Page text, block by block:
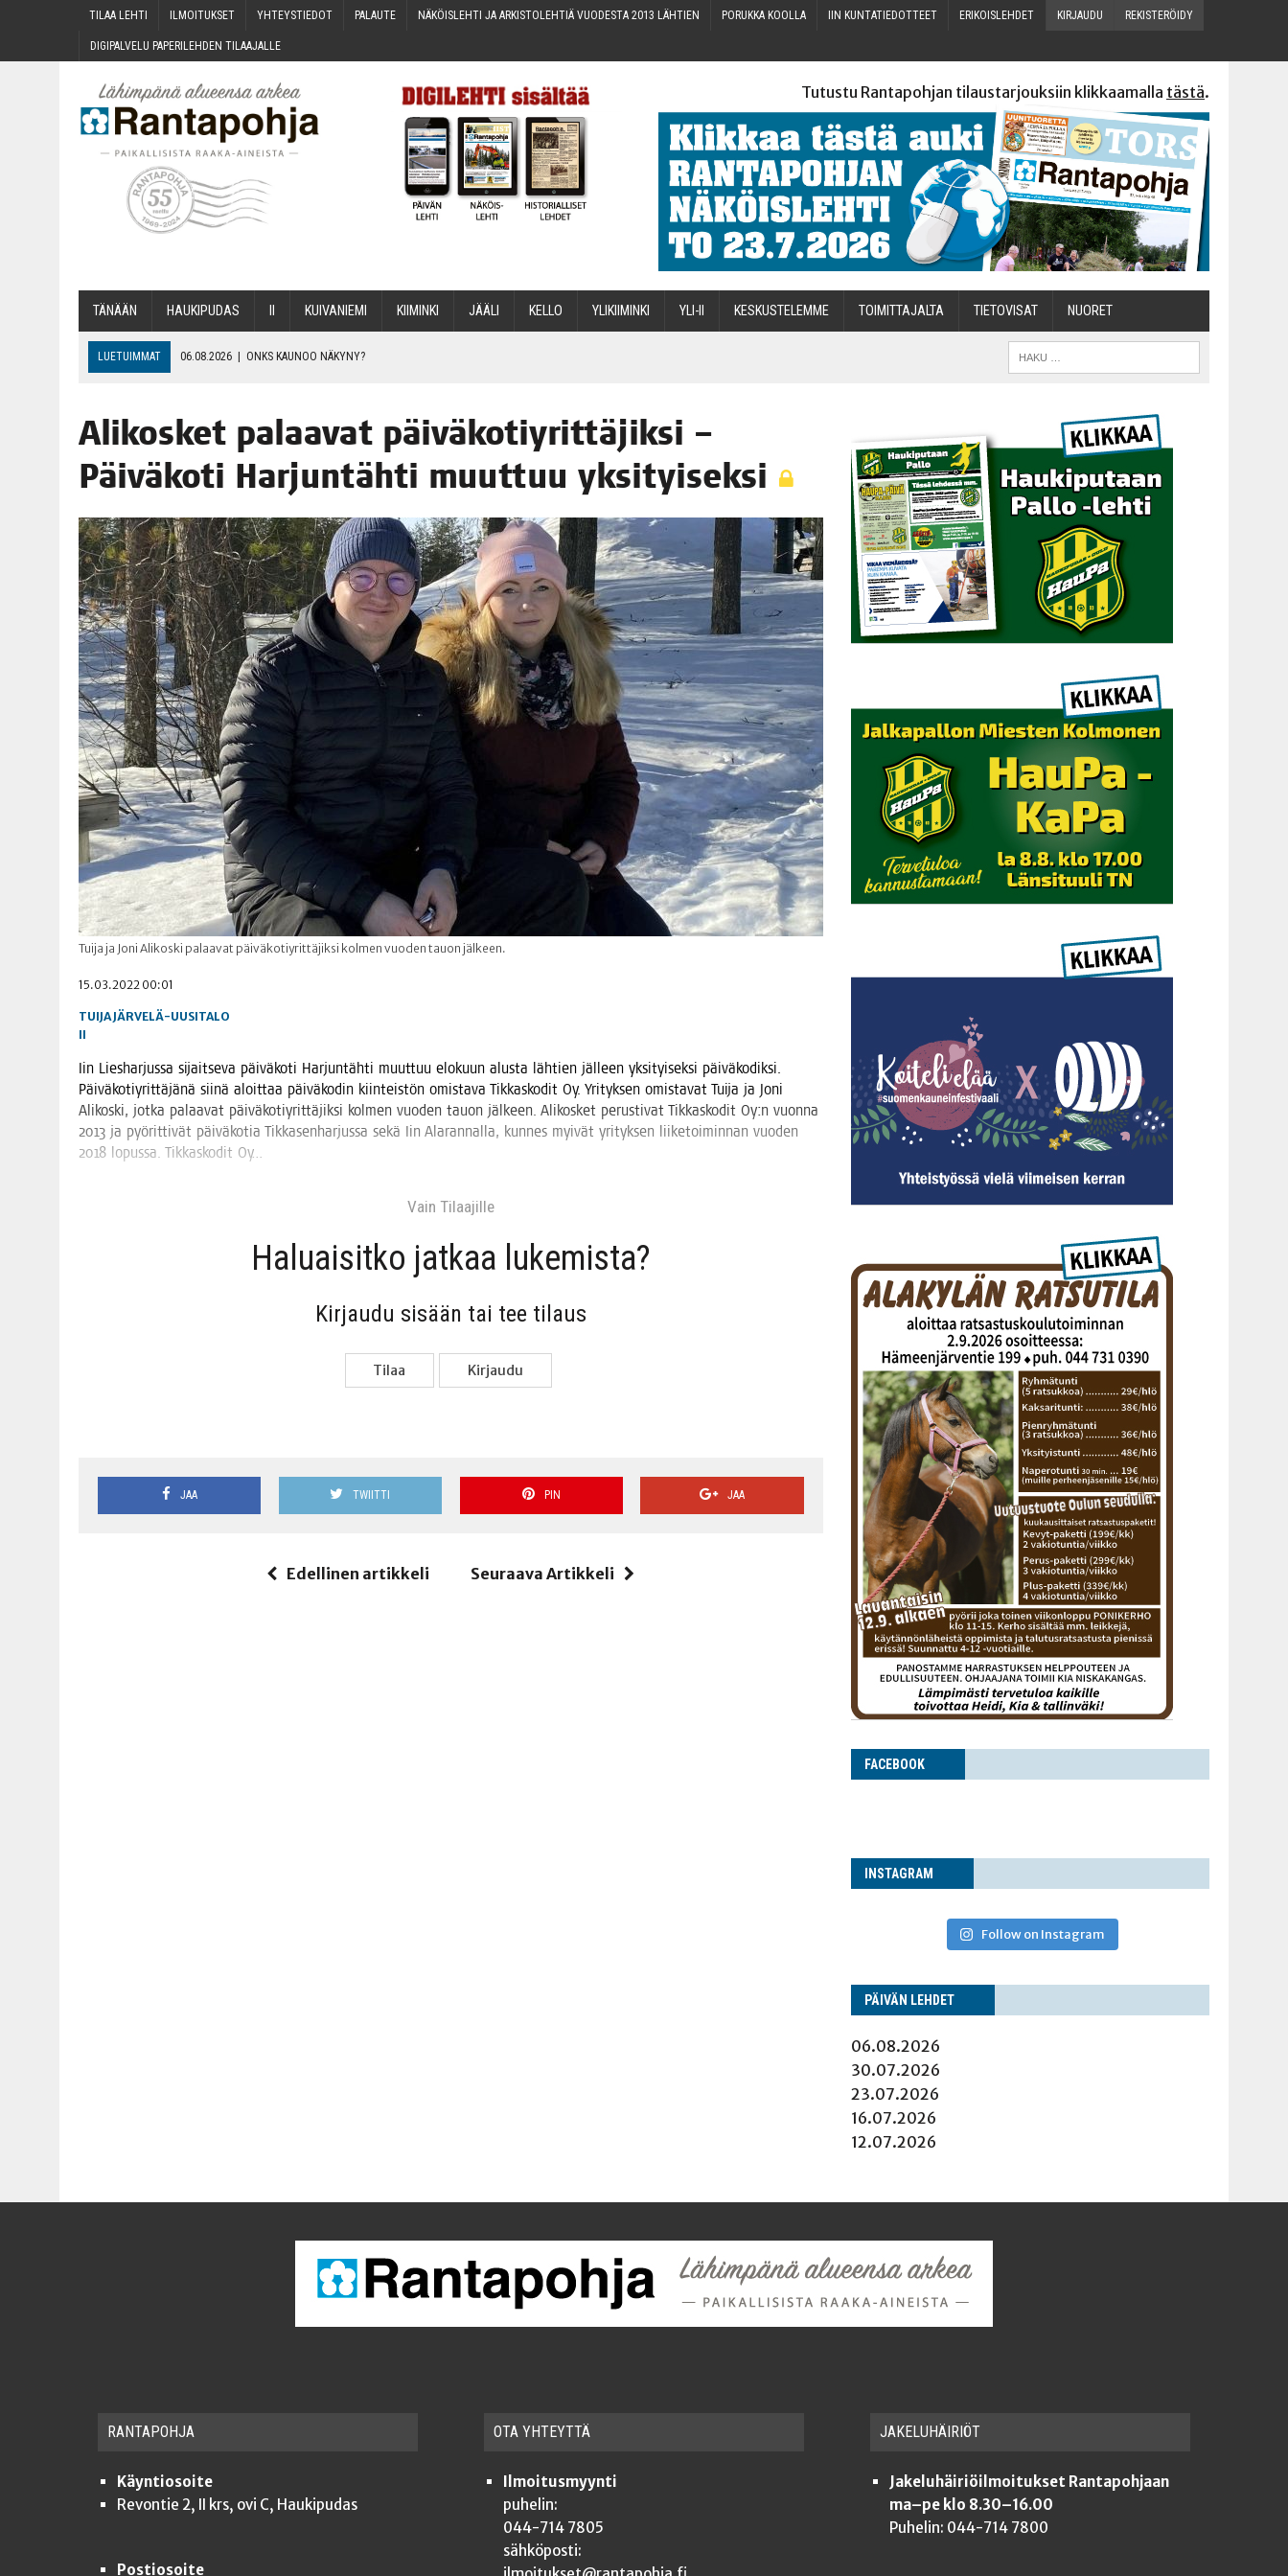
TILAA LEH­TI ILMOI­TUK­SET YHTEYS­TIE­DOT PALAU­TE NÄKÖIS­LEH­TI JA ARKIS­TO­LEH­TIÄ VUO­DES­TA 2013 LÄHTIEN PORUK­KA KOOLLA IIN KUN­TA­TIE­DOT­TEET ERI­KOIS­LEH­DET KIR­JAU­DU REKIS­TE­RÖI­DY
DIGI­PAL­VE­LU PAPE­RI­LEH­DEN TILAAJALLE
Tutustu Rantapohjan tilaustarjouksiin klikkaamalla tästä.
TÄNÄÄN HAU­KI­PU­DAS KUI­VA­NIE­MI KII­MIN­KI JÄÄ­LI KEL­LO YLI­KII­MIN­KI YLI-II KES­KUS­TE­LEM­ME TOI­MIT­TA­JAL­TA TIETOVISAT NUO­RET
LUETUIMMAT 06.08.2026 | ONKS KAU­NOO NÄKYNY?
06.08.2026 OPIN­TOI­HIN KAN­SA­LAIS­OPIS­TOS­SA VOI SAA­DA AVUSTUSTA
TOI­VEI­DEN KOTI IISTÄ!
06.08.2026 | KII­MIN­KI­PÄI­VÄT JÄR­JES­TE­TÄÄN PERIN­TEI­TÄ KUNNIOITTAEN
Ali­kos­ket palaa­vat päi­vä­ko­tiy­rit­tä­jik­si –
Päi­vä­ko­ti Har­jun­täh­ti muut­tuu yksityiseksi
Tuija ja Joni Alikoski palaavat päiväkotiyrittäjiksi kolmen vuoden tauon jälkeen.
15.03.2022 00:01
TUIJA JÄRVELÄ-UUSITALO
II
Iin Lies­har­jus­sa sijait­se­va päi­vä­ko­ti Har­jun­täh­ti muut­tuu elo­kuun alus­ta läh­tien jäl­leen yksi­tyi­sek­si päi­vä­ko­dik­si.
Päi­vä­ko­tiy­rit­tä­jä­nä sii­nä aloit­taa päi­vä­ko­din kiin­teis­tön omis­ta­va Tik­kas­ko­dit Oy. Yri­tyk­sen omis­ta­vat Tui­ja ja Joni
Ali­kos­ki, jot­ka palaa­vat päi­vä­ko­tiy­rit­tä­jik­si kol­men vuo­den tauon jäl­keen. Ali­kos­ket perus­ti­vat Tik­kas­ko­dit Oy:n vuon­na
2013 ja pyö­rit­ti­vät päi­vä­ko­tia Tik­ka­sen­har­jus­sa sekä Iin Ala­ran­nal­la, kun­nes myi­vät yri­tyk­sen lii­ke­toi­min­nan vuo­den
2018 lopus­sa. Tik­kas­ko­dit Oy…
Vain Tilaa­jil­le
Haluai­sit­ko jat­kaa lukemista?
Kir­jau­du sisään tai tee tilaus
Tilaa Kir­jau­du
JAA TWIITTI PIN JAA
Edellinen artikkeli Seuraava Artikkeli
FACE­BOOK
INS­TA­GRAM
Follow on Instagram
PÄI­VÄN LEHDET
06.08.2026
30.07.2026
23.07.2026
16.07.2026
12.07.2026
RAN­TA­POH­JA
Käyntiosoite
Revontie 2, II krs, ovi C, Haukipudas
Postiosoite
OTA YHTEYT­TÄ
Ilmoitusmyynti
puhelin:
044-714 7805
sähköposti:
JAKE­LU­HÄI­RIÖT
Jakeluhäiriöilmoitukset Rantapohjaan
ma–pe klo 8.30–16.00
Puhelin: 044-714 7800